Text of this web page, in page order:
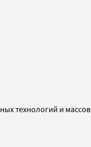
технологий и